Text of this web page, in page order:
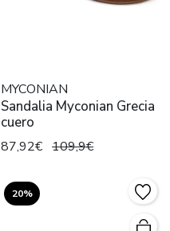
MYCONIAN
Sandalia Myconian Grecia
cuero
87,92€ 109,9€
20%